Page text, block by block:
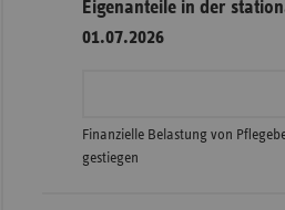
Eigenanteile in der
01.07.2026
Finanzielle Belastung von
gestiegen